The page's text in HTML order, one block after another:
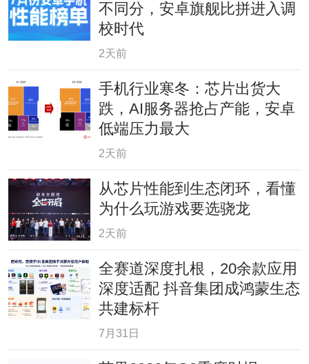
不同分，安卓旗舰比拼进入调
校时代
2天前
手机行业寒冬：芯片出货大
跌，AI服务器抢占产能，安卓
低端压力最大
2天前
从芯片性能到生态闭环，看懂
为什么玩游戏要选骁龙
2天前
全赛道深度扎根，20余款应用
深度适配 抖音集团成鸿蒙生态
共建标杆
7月31日